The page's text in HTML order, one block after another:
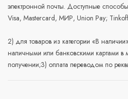
электронной почты. Доступные
Visa, Mastercard, МИР, Union Pay;
2) для товаров из категории «В
наличными или банковскими картами
получении;3) оплата переводом по